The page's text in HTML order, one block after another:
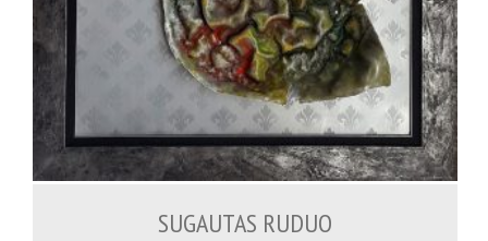
450.00€
SUGAUTAS RUDUO